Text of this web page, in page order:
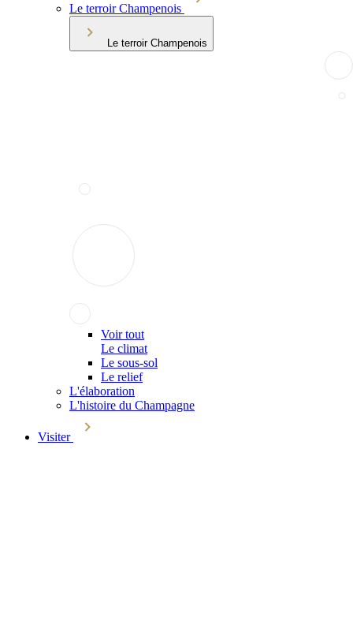
Le terroir Champenois
Le terroir Champenois
Voir tout
Le climat
Le sous-sol
Le relief
L'élaboration
L'histoire du Champagne
Visiter